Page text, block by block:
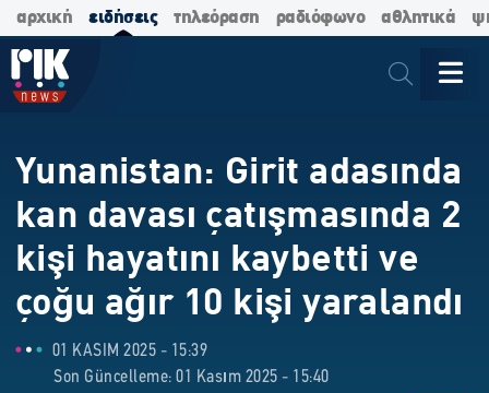
αρχική ειδήσεις τηλεόραση ραδιόφωνο αθλητικά
Yunanistan: Girit adasında
kan davası çatışmasında 2
kişi hayatını kaybetti ve
çoğu ağır 10 kişi yaralandı
01 KASIM 2025 - 15:39
Son Güncelleme: 01 Kasım 2025 - 15:40